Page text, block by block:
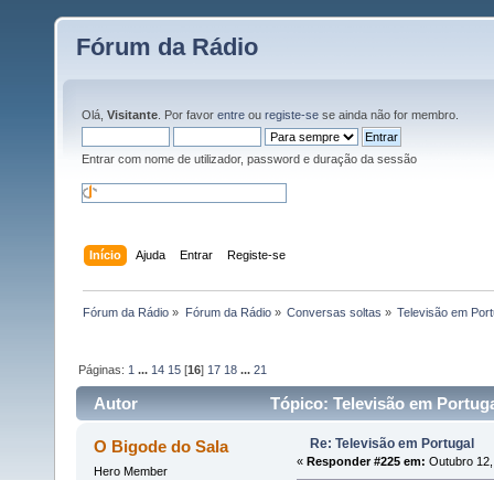
Fórum da Rádio
Olá, Visitante . Por favor entre ou registe-se se ainda não for membro.
Entrar com nome de utilizador, password e duração da sessão
Início Ajuda Entrar Registe-se
Fórum da Rádio » Fórum da Rádio» Conversas soltas » Televisão em
Páginas: 1 ... 14 15 [16] 17 18 ...21
Autor Tópico: Televisão em
O Bigode do Sala
Hero Member
Re: Televisão em Portugal
« Responder #225 em: Outubro